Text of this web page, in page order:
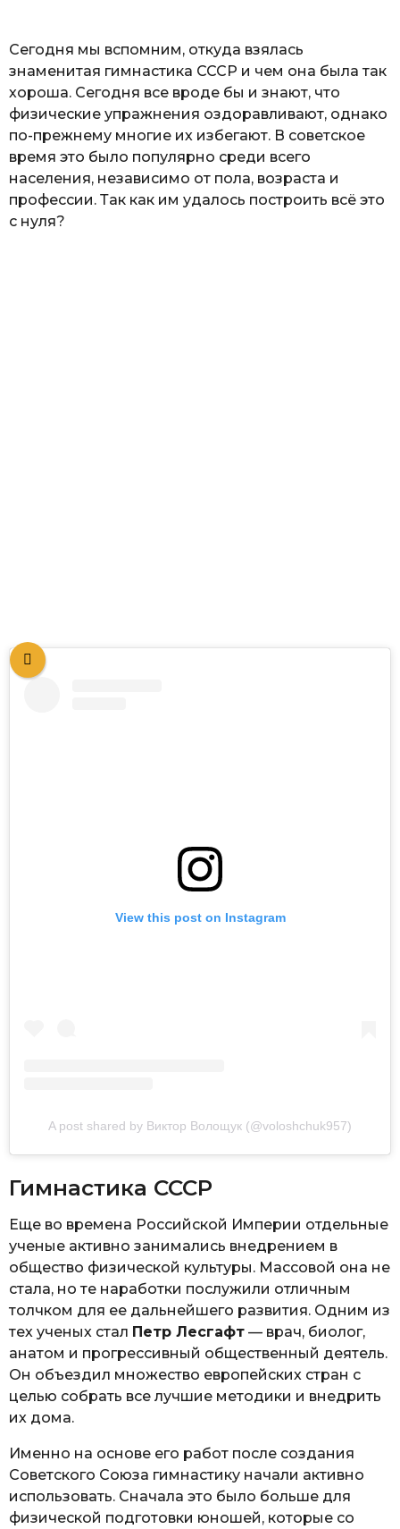
Сегодня мы вспомним, откуда взялась
знаменитая гимнастика СССР и чем она была так
хороша. Сегодня все вроде бы и знают, что
физические упражнения оздоравливают, однако
по-прежнему многие их избегают. В советское
время это было популярно среди всего
населения, независимо от пола, возраста и
профессии. Так как им удалось построить всё это
с нуля?
View this post on Instagram
A post shared by Виктор Волощук (@voloshchuk957)
Гимнастика СССР
Еще во времена Российской Империи отдельные
ученые активно занимались внедрением в
общество физической культуры. Массовой она не
стала, но те наработки послужили отличным
толчком для ее дальнейшего развития. Одним из
тех ученых стал Петр Лесгафт — врач, биолог,
анатом и прогрессивный общественный деятель.
Он объездил множество европейских стран с
целью собрать все лучшие методики и внедрить
их дома.
Именно на основе его работ после создания
Советского Союза гимнастику начали активно
использовать. Сначала это было больше для
физической подготовки юношей, которые со